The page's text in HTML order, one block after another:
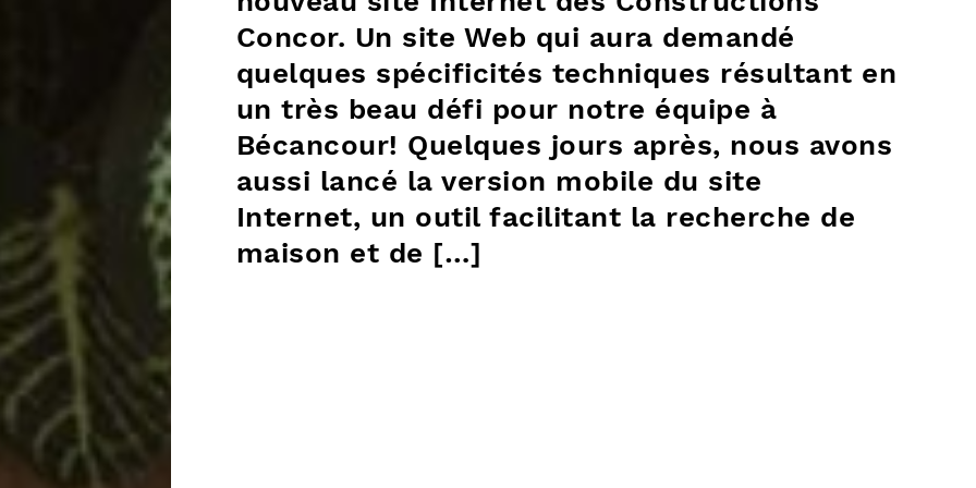
Concor. Un site Web qui aura demandé
quelques spécificités techniques résultant en
un très beau défi pour notre équipe à
Bécancour! Quelques jours après, nous avons
aussi lancé la version mobile du site
Internet, un outil facilitant la recherche de
maison et de […]